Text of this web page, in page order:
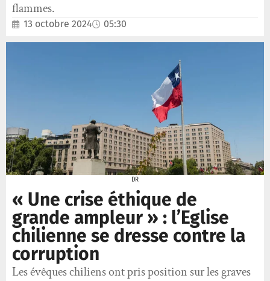
flammes.
13 octobre 2024 05:30
DR
« Une crise éthique de
grande ampleur » : l’Eglise
chilienne se dresse contre la
corruption
Les évêques chiliens ont pris position sur les graves